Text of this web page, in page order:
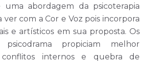
uma abordagem da psicoterapia
com a Cor e Voz pois incorpora
e artísticos em sua proposta. Os
propiciam melhor
conflitos internos e quebra de